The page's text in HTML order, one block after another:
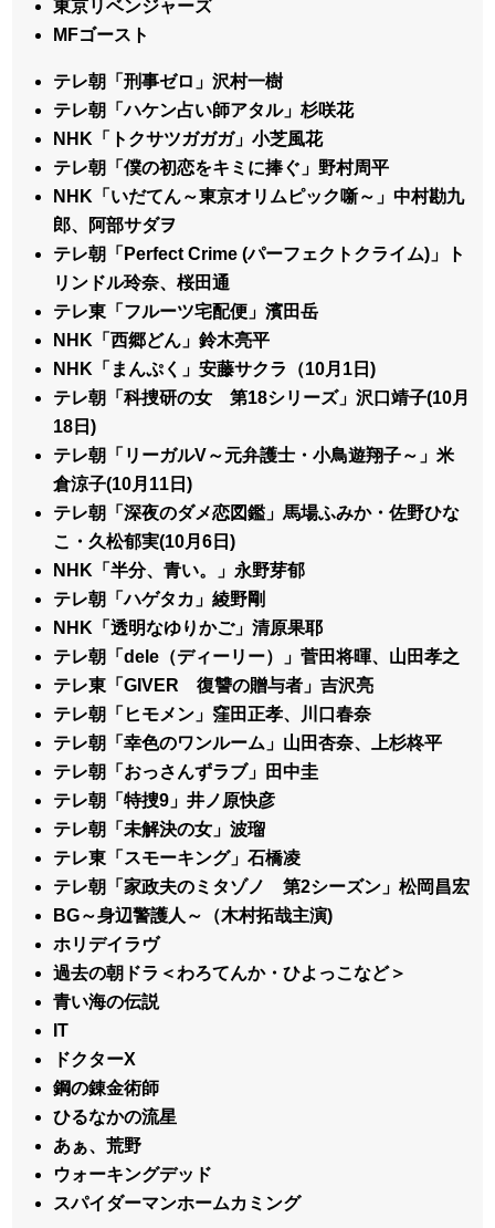
東京リベンジャーズ
MFゴースト
テレ朝「刑事ゼロ」沢村一樹
テレ朝「ハケン占い師アタル」杉咲花
NHK「トクサツガガガ」小芝風花
テレ朝「僕の初恋をキミに捧ぐ」野村周平
NHK「いだてん～東京オリムピック噺～」中村勘九
郎、阿部サダヲ
テレ朝「Perfect Crime (パーフェクトクライム)」ト
リンドル玲奈、桜田通
テレ東「フルーツ宅配便」濱田岳
NHK「西郷どん」鈴木亮平
NHK「まんぷく」安藤サクラ（10月1日)
テレ朝「科捜研の女 第18シリーズ」沢口靖子(10月
18日)
テレ朝「リーガルV～元弁護士・小鳥遊翔子～」米
倉涼子(10月11日)
テレ朝「深夜のダメ恋図鑑」馬場ふみか・佐野ひな
こ・久松郁実(10月6日)
NHK「半分、青い。」永野芽郁
テレ朝「ハゲタカ」綾野剛
NHK「透明なゆりかご」清原果耶
テレ朝「dele（ディーリー）」菅田将暉、山田孝之
テレ東「GIVER 復讐の贈与者」吉沢亮
テレ朝「ヒモメン」窪田正孝、川口春奈
テレ朝「幸色のワンルーム」山田杏奈、上杉柊平
テレ朝「おっさんずラブ」田中圭
テレ朝「特捜9」井ノ原快彦
テレ朝「未解決の女」波瑠
テレ東「スモーキング」石橋凌
テレ朝「家政夫のミタゾノ 第2シーズン」松岡昌宏
BG～身辺警護人～（木村拓哉主演)
ホリデイラヴ
過去の朝ドラ＜わろてんか・ひよっこなど＞
青い海の伝説
IT
ドクターX
鋼の錬金術師
ひるなかの流星
あぁ、荒野
ウォーキングデッド
スパイダーマンホームカミング